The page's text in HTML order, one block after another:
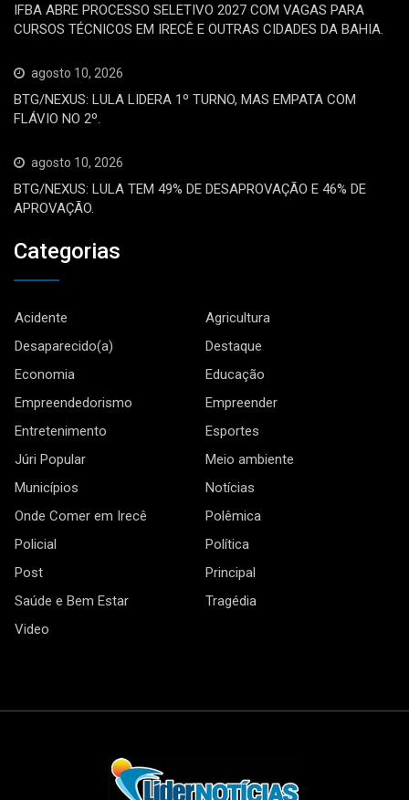
IFBA ABRE PROCESSO SELETIVO 2027 COM VAGAS PARA
CURSOS TÉCNICOS EM IRECÊ E OUTRAS CIDADES DA BAHIA.
agosto 10, 2026
BTG/NEXUS: LULA LIDERA 1º TURNO, MAS EMPATA COM
FLÁVIO NO 2º.
agosto 10, 2026
BTG/NEXUS: LULA TEM 49% DE DESAPROVAÇÃO E 46% DE
APROVAÇÃO.
Categorias
Acidente
Agricultura
Desaparecido(a)
Destaque
Economia
Educação
Empreendedorismo
Empreender
Entretenimento
Esportes
Júri Popular
Meio ambiente
Municípios
Notícias
Onde Comer em Irecê
Polêmica
Policial
Política
Post
Principal
Saúde e Bem Estar
Tragédia
Video